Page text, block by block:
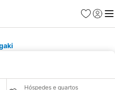
Favoritos
Iniciar
Hóspedes e quartos